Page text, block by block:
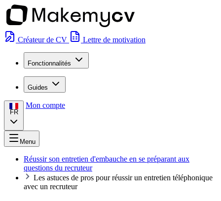
Créateur de CV Lettre de motivation
Fonctionnalités
Guides
FR
Mon compte
Menu
Réussir son entretien d'embauche en se préparant aux
questions du recruteur
Les astuces de pros pour réussir un entretien téléphonique
avec un recruteur